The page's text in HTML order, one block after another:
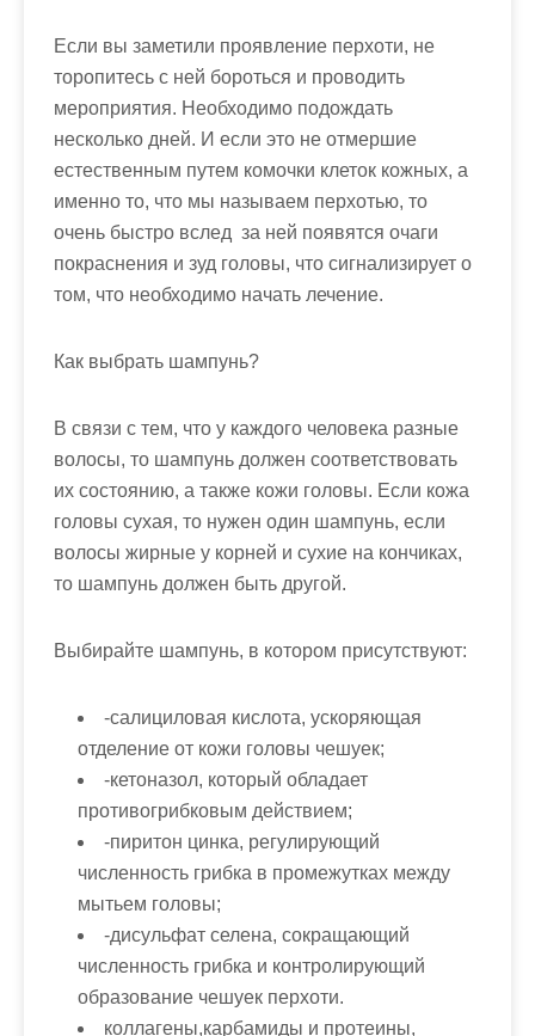
Если вы заметили проявление перхоти, не
торопитесь с ней бороться и проводить
мероприятия. Необходимо подождать
несколько дней. И если это не отмершие
естественным путем комочки клеток кожных, а
именно то, что мы называем перхотью, то
очень быстро вслед за ней появятся очаги
покраснения и зуд головы, что сигнализирует о
том, что необходимо начать лечение.
Как выбрать шампунь?
В связи с тем, что у каждого человека разные
волосы, то шампунь должен соответствовать
их состоянию, а также кожи головы. Если кожа
головы сухая, то нужен один шампунь, если
волосы жирные у корней и сухие на кончиках,
то шампунь должен быть другой.
Выбирайте шампунь, в котором присутствуют:
-салициловая кислота, ускоряющая
отделение от кожи головы чешуек;
-кетоназол, который обладает
противогрибковым действием;
-пиритон цинка, регулирующий
численность грибка в промежутках между
мытьем головы;
-дисульфат селена, сокращающий
численность грибка и контролирующий
образование чешуек перхоти.
коллагены,карбамиды и протеины,